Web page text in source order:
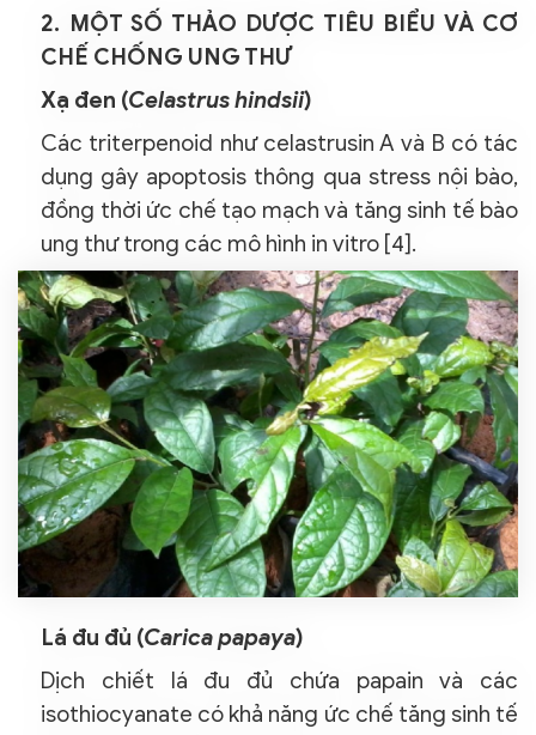
2. MỘT SỐ THẢO DƯỢC TIÊU BIỂU VÀ CƠ
CHẾ CHỐNG UNG THƯ
Xạ đen (Celastrus hindsii)
Các triterpenoid như celastrusin A và B có tác
dụng gây apoptosis thông qua stress nội bào,
đồng thời ức chế tạo mạch và tăng sinh tế bào
ung thư trong các mô hình in vitro [4].
Lá đu đủ (Carica papaya)
Dịch chiết lá đu đủ chứa papain và các
isothiocyanate có khả năng ức chế tăng sinh tế